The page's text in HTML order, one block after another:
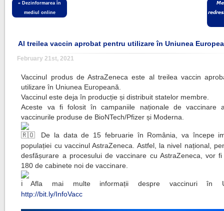
« Dezinformarea în
mediul online
Al treilea vaccin aprobat pentru utilizare în Uniunea
February 21st, 2021
Vaccinul produs de AstraZeneca este al treilea vaccin
utilizare în Uniunea Europeană.
Vaccinul este deja în producție și distribuit statelor membre.
Aceste va fi folosit în campaniile naționale de vaccinare
vaccinurile produse de BioNTech/Pfizer și Moderna.
De la data de 15 februarie în România, va începe
populației cu vaccinul AstraZeneca. Astfel, la nivel național,
desfășurare a procesului de vaccinare cu AstraZeneca, vor fi
180 de cabinete noi de vaccinare.
Afla mai multe informații despre vaccinuri în
http://bit.ly/InfoVacc